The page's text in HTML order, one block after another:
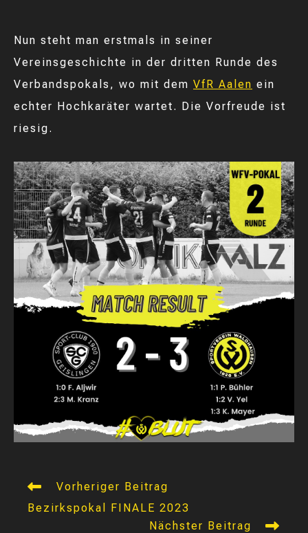
Nun steht man erstmals in seiner
Vereinsgeschichte in der dritten Runde des
Verbandspokals, wo mit dem VfR Aalen ein
echter Hochkaräter wartet. Die Vorfreude ist
riesig.
Weitere
ansehen
Vorheriger Beitrag
Bezirkspokal FINALE 2023
Nächster Beitrag